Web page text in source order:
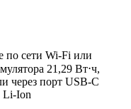
по сети Wi‑Fi или
21,29 Вт⋅ч,
через порт USB‑C
Li-Ion